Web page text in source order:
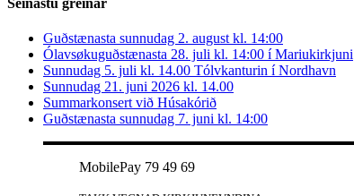
Seinastu greinar
Guðstænasta sunnudag 2. august kl. 14:00
Ólavsøkuguðstænasta 28. juli kl. 14:00 í Mariukirkjuni
Sunnudag 5. juli kl. 14.00 Tólvkanturin í Nordhavn
Sunnudag 21. juni 2026 kl. 14.00
Summarkonsert við Húsakórið
Guðstænasta sunnudag 7. juni kl. 14:00
MobilePay 79 49 69